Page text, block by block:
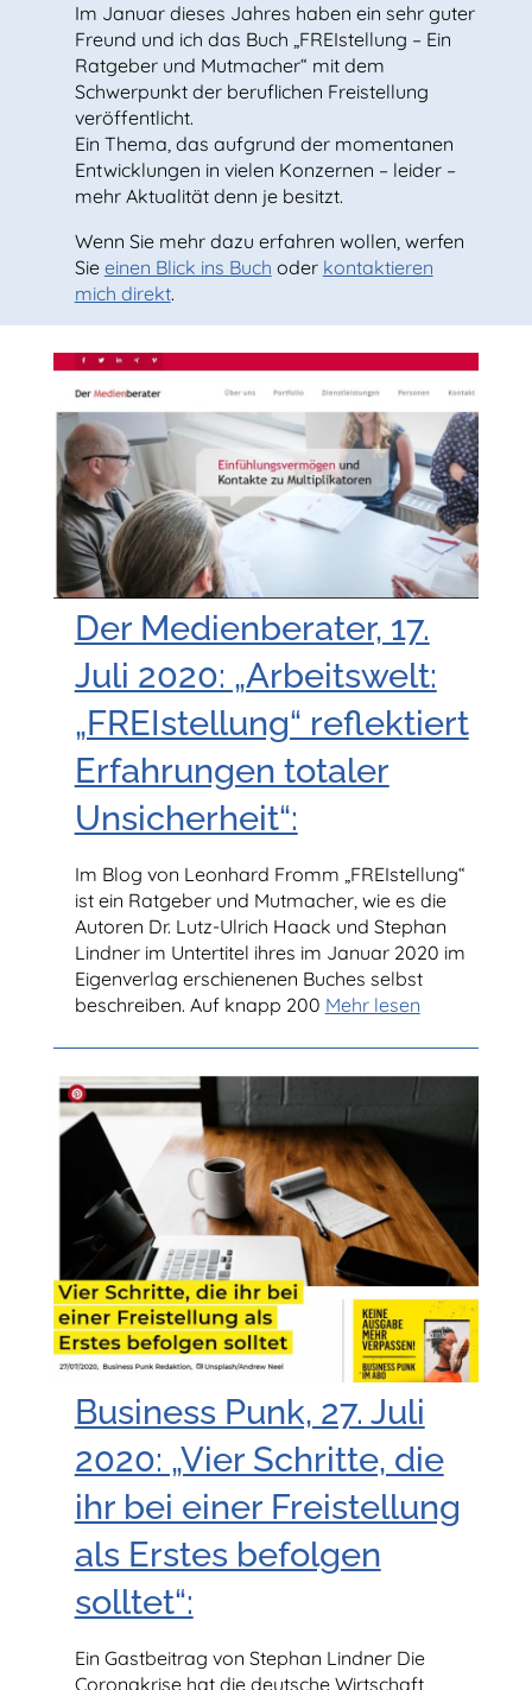
Im Januar dieses Jahres haben ein sehr guter
Freund und ich das Buch „FREIstellung – Ein
Ratgeber und Mutmacher“ mit dem
Schwerpunkt der beruflichen Freistellung
veröffentlicht.
Ein Thema, das aufgrund der momentanen
Entwicklungen in vielen Konzernen – leider –
mehr Aktualität denn je besitzt.
Wenn Sie mehr dazu erfahren wollen, werfen
Sie einen Blick ins Buch oder kontaktieren
mich direkt.
Der Medienberater, 17.
Juli 2020: „Arbeitswelt:
„FREIstellung“ reflektiert
Erfahrungen totaler
Unsicherheit“:
Im Blog von Leonhard Fromm „FREIstellung“
ist ein Ratgeber und Mutmacher, wie es die
Autoren Dr. Lutz-Ulrich Haack und Stephan
Lindner im Untertitel ihres im Januar 2020 im
Eigenverlag erschienenen Buches selbst
beschreiben. Auf knapp 200 Mehr lesen
Business Punk, 27. Juli
2020: „Vier Schritte, die
ihr bei einer Freistellung
als Erstes befolgen
solltet“:
Ein Gastbeitrag von Stephan Lindner Die
Coronakrise hat die deutsche Wirtschaft